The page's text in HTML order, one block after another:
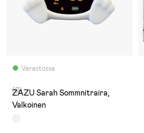
Varastossa
(0)
ZAZU Sarah Sommnitraira,
Valkoinen